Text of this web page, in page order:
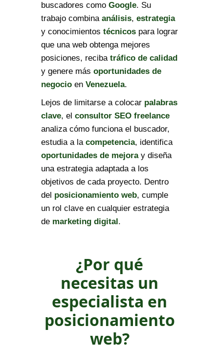
buscadores como Google. Su
trabajo combina análisis, estrategia
y conocimientos técnicos para lograr
que una web obtenga mejores
posiciones, reciba tráfico de calidad
y genere más oportunidades de
negocio en Venezuela.
Lejos de limitarse a colocar palabras
clave, el consultor SEO freelance
analiza cómo funciona el buscador,
estudia a la competencia, identifica
oportunidades de mejoray diseña
una estrategia adaptada a los
objetivos de cada proyecto. Dentro
del posicionamiento web, cumple
un rol clave en cualquier estrategia
de marketing digital .
¿Por qué
necesitas un
especialista en
posicionamiento
web?